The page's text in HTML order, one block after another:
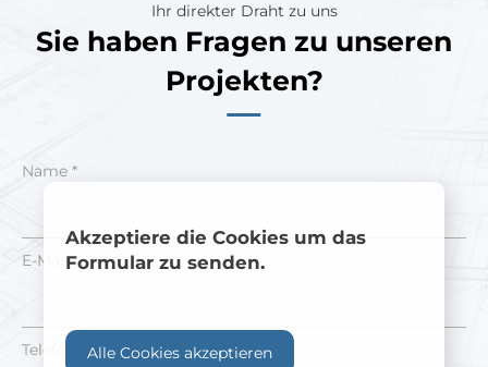
Ihr direkter Draht zu uns
Sie haben Fragen zu unseren
Projekten?
Name *
E-Mail *
Telefonnummer
Akzeptiere die Cookies um das
Formular zu senden.
Alle Cookies akzeptieren